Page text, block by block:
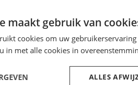
maakt gebruik van
cookies om uw
in met alle cookies in
ALLES